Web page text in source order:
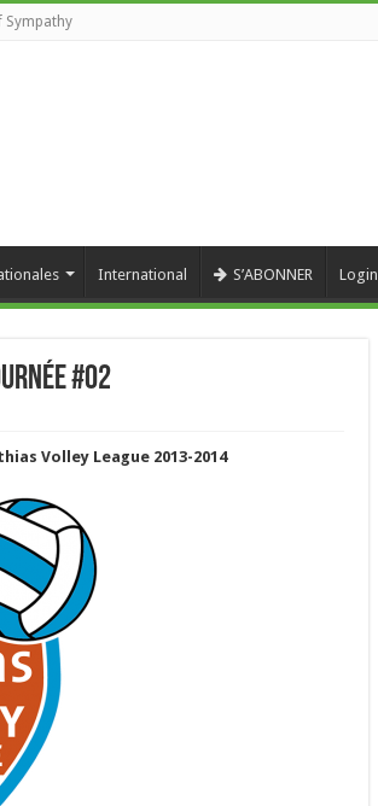
Sympathy
International S’ABONNER Login
#02
Volley League 2013-2014